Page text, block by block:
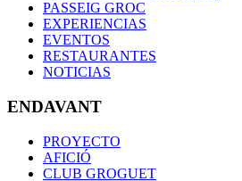
PASSEIG GROC
EXPERIENCIAS
EVENTOS
RESTAURANTES
NOTICIAS
ENDAVANT
PROYECTO
AFICIÓ
CLUB GROGUET